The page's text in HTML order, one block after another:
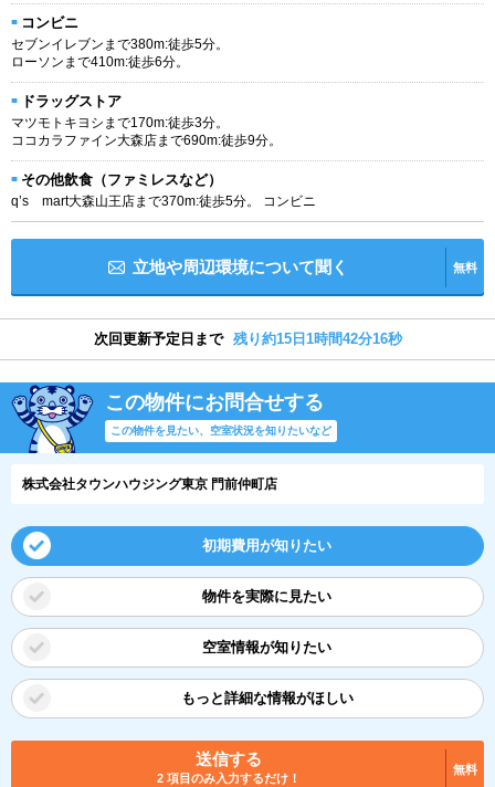
コンビニ
セブンイレブンまで380m:徒歩5分。
ローソンまで410m:徒歩6分。
ドラッグストア
マツモトキヨシまで170m:徒歩3分。
ココカラファイン大森店まで690m:徒歩9分。
その他飲食（ファミレスなど）
q’s mart大森山王店まで370m:徒歩5分。 コンビニ
立地や周辺環境について聞く 無料
次回更新予定日まで 残り約15日1時間42分15秒
この物件にお問合せする
この物件を見たい、空室状況を知りたいなど
株式会社タウンハウジング東京 門前仲町店
初期費用が知りたい
物件を実際に見たい
空室情報が知りたい
もっと詳細な情報がほしい
送信する
2 項目のみ入力するだけ！
無料